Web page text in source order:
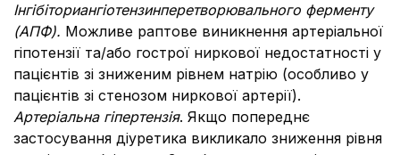
Інгібіториангіотензинперетворювального ферменту
(АПФ). Можливе раптове виникнення артеріальної
гіпотензії та/або гострої ниркової недостатності у
пацієнтів зі зниженим рівнем натрію (особливо у
пацієнтів зі стенозом ниркової артерії).
Артеріальна гіпертензія. Якщо попереднє
застосування діуретика викликало зниження рівня